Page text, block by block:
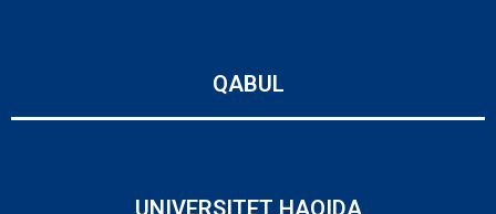
QABUL
UNIVERSITET HAQIDA